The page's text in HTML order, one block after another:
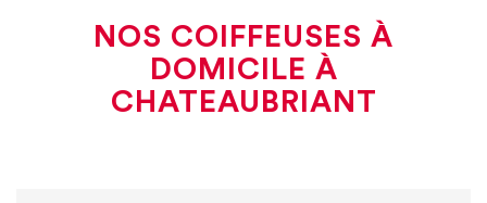
NOS COIFFEUSES À
DOMICILE À
CHATEAUBRIANT